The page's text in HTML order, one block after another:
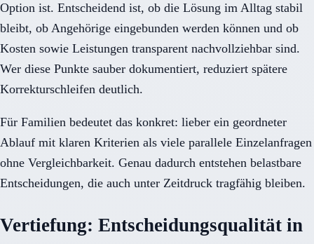
Option ist. Entscheidend ist, ob die Lösung im Alltag stabil
bleibt, ob Angehörige eingebunden werden können und ob
Kosten sowie Leistungen transparent nachvollziehbar sind.
Wer diese Punkte sauber dokumentiert, reduziert spätere
Korrekturschleifen deutlich.
Für Familien bedeutet das konkret: lieber ein geordneter
Ablauf mit klaren Kriterien als viele parallele Einzelanfragen
ohne Vergleichbarkeit. Genau dadurch entstehen belastbare
Entscheidungen, die auch unter Zeitdruck tragfähig bleiben.
Vertiefung: Entscheidungsqualität in